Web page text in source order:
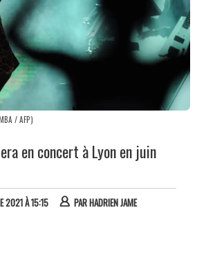
/ AFP)
en concert à Lyon en juin
2021 À 15:15 PARHADRIEN JAME